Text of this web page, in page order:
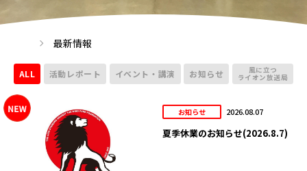
最新情報
ALL 活動レポート イベント・講演 お知らせ 風に立つ
ライオン放送局
お知らせ 2026.08.07
夏季休業のお知らせ(2026.8.7)